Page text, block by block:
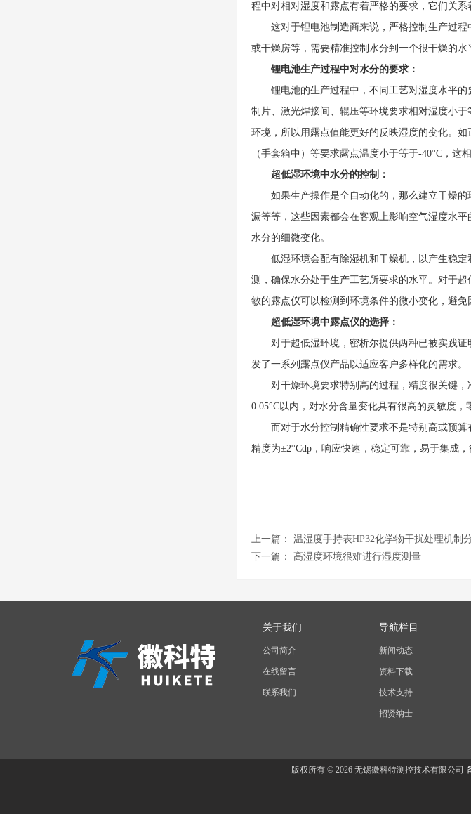
程中对相对湿度和露点有着严格的要求，它们关系
这对于锂电池制造商来说，严格控制生产过程
或干燥房等，需要精准控制水分到一个很干燥的水
锂电池生产过程中对水分的要求：
锂电池的生产过程中，不同工艺对湿度水平的
制片、激光焊接间、辊压等环境要求相对湿度小
环境，所以用露点值能更好的反映湿度的变化。
（手套箱中）等要求露点温度小于等于-40°C，这
超低湿环境中水分的控制：
如果生产操作是全自动化的，那么建立干燥的
漏等等，这些因素都会在客观上影响空气湿度水
水分的细微变化。
低湿环境会配有除湿机和干燥机，以产生稳定
测，确保水分处于生产工艺所要求的水平。对于
敏的露点仪可以检测到环境条件的微小变化，避
超低湿环境中露点仪的选择：
对于超低湿环境，密析尔提供两种已被实践证
发了一系列露点仪产品以适应客户多样化的需求。
对干燥环境要求特别高的过程，精度很关键，
0.05°C以内，对水分含量变化具有很高的灵敏度
而对于水分控制精确性要求不是特别高或预算
精度为±2°Cdp，响应快速，稳定可靠，易于集成
上一篇： 温湿度手持表HP32化学物干扰处理机制
下一篇： 高湿度环境很难进行湿度测量
关于我们
公司简介
在线留言
联系我们
导航栏目
新闻动态
资料下载
技术支持
招贤纳士
版权所有 © 2026 无锡徽科特测控技术有限公司